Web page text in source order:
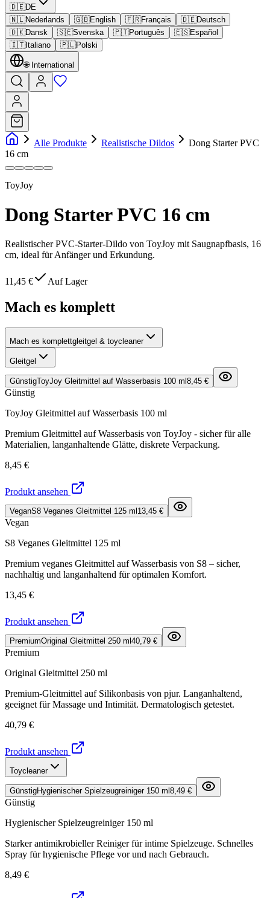
🇩🇪DE
🇳🇱Nederlands 🇬🇧English 🇫🇷Français 🇩🇪Deutsch
🇩🇰Dansk 🇸🇪Svenska 🇵🇹Português 🇪🇸Español
🇮🇹Italiano 🇵🇱Polski
🌐 International
Alle Produkte Realistische Dildos
Dong Starter PVC
16 cm
ToyJoy
Dong Starter PVC 16 cm
Realistischer PVC-Starter-Dildo von ToyJoy mit Saugnapfbasis, 16
cm, ideal für Anfänger und Erkundung.
11,45 € Auf Lager
Mach es komplett
Mach es komplettgleitgel & toycleaner
Gleitgel
GünstigToyJoy Gleitmittel auf Wasserbasis 100 ml 8,45 €
Günstig
ToyJoy Gleitmittel auf Wasserbasis 100 ml
Premium Gleitmittel auf Wasserbasis von ToyJoy - sicher für alle
Materialien, langanhaltende Glätte, diskrete Verpackung.
8,45 €
Produkt ansehen
VeganS8 Veganes Gleitmittel 125 ml 13,45 €
Vegan
S8 Veganes Gleitmittel 125 ml
Premium veganes Gleitmittel auf Wasserbasis von S8 – sicher,
nachhaltig und langanhaltend für optimalen Komfort.
13,45 €
Produkt ansehen
PremiumOriginal Gleitmittel 250 ml 40,79 €
Premium
Original Gleitmittel 250 ml
Premium-Gleitmittel auf Silikonbasis von pjur. Langanhaltend,
geeignet für Massage und Intimität. Dermatologisch getestet.
40,79 €
Produkt ansehen
Toycleaner
GünstigHygienischer Spielzeugreiniger 150 ml 8,49 €
Günstig
Hygienischer Spielzeugreiniger 150 ml
Starker antimikrobieller Reiniger für intime Spielzeuge. Schnelles
Spray für hygienische Pflege vor und nach Gebrauch.
8,49 €